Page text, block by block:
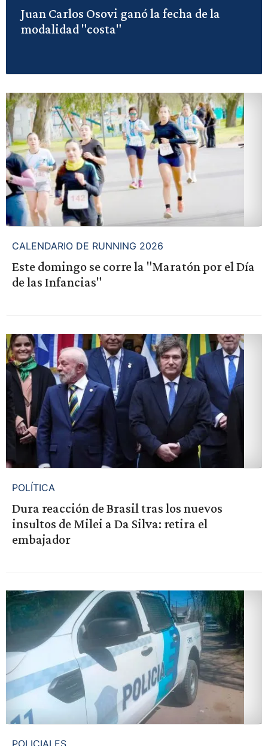
Juan Carlos Osovi ganó la fecha de la
modalidad "costa"
CALENDARIO DE RUNNING 2026
Este domingo se corre la "Maratón por el Día
de las Infancias"
POLÍTICA
Dura reacción de Brasil tras los nuevos
insultos de Milei a Da Silva: retira el
embajador